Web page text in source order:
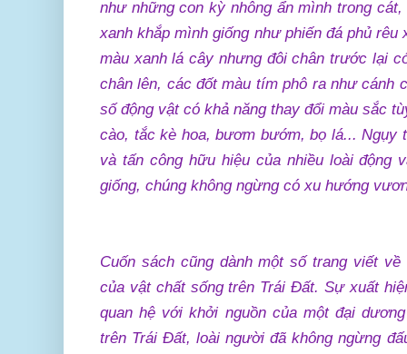
như những con kỳ nhông ẩn mình trong
xanh khắp mình giống như phiến đá phủ
màu xanh lá cây nhưng đôi chân trước lại
chân lên, các đốt màu tím phô ra như cánh
số động vật có khả năng thay đổi màu sắc
cào, tắc kè hoa, bươm bướm, bọ lá... Ngụy
và tấn công hữu hiệu của nhiều loài động
giống, chúng không ngừng có xu hướng
Cuốn sách cũng dành một số trang viết
của vật chất sống trên Trái Đất. Sự xuất
quan hệ với khởi nguồn của một đại
trên Trái Đất, loài người đã không ngừng